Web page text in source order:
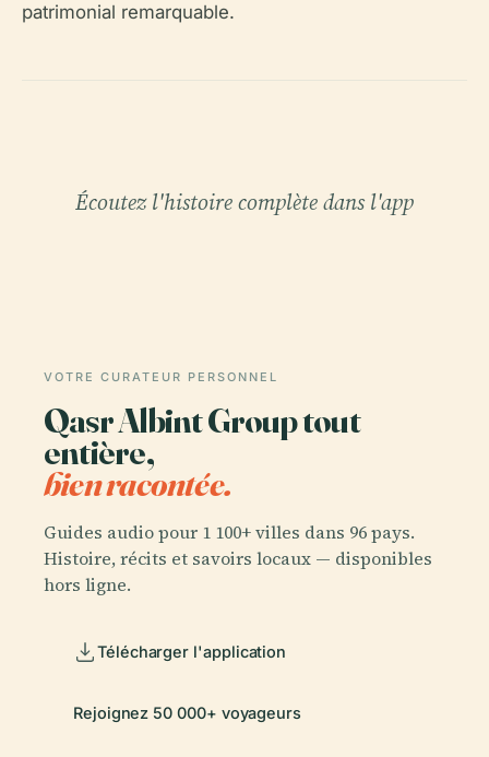
patrimonial remarquable.
Écoutez l'histoire complète dans l'app
VOTRE CURATEUR PERSONNEL
Qasr Albint Group tout
entière,
bien racontée.
Guides audio pour 1 100+ villes dans 96 pays.
Histoire, récits et savoirs locaux — disponibles
hors ligne.
Télécharger l'application
Rejoignez 50 000+ voyageurs